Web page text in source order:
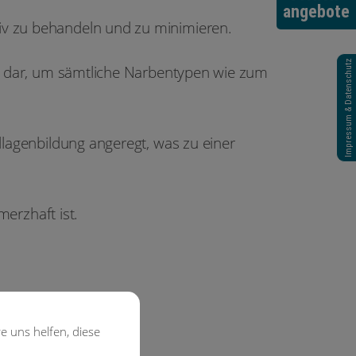
Impressum & Datenschutz
uns helfen, diese
angebote
zu behandeln und zu minimieren.
um sämtliche Narbentypen wie zum
angeregt, was zu einer
ist.
werden.